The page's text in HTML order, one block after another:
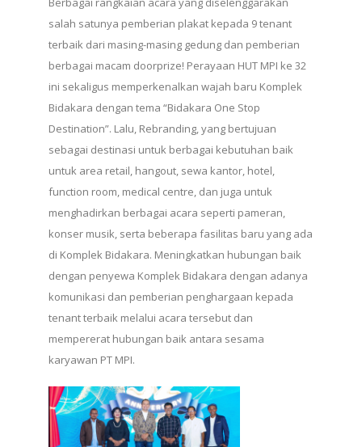
salah satunya pemberian plakat kepada 9 tenant
terbaik dari masing-masing gedung dan pemberian
berbagai macam doorprize! Perayaan HUT MPI ke 32
ini sekaligus memperkenalkan wajah baru Komplek
Bidakara dengan tema “Bidakara One Stop
Destination”. Lalu, Rebranding, yang bertujuan
sebagai destinasi untuk berbagai kebutuhan baik
untuk area retail, hangout, sewa kantor, hotel,
function room, medical centre, dan juga untuk
menghadirkan berbagai acara seperti pameran,
konser musik, serta beberapa fasilitas baru yang ada
di Komplek Bidakara. Meningkatkan hubungan baik
dengan penyewa Komplek Bidakara dengan adanya
komunikasi dan pemberian penghargaan kepada
tenant terbaik melalui acara tersebut dan
mempererat hubungan baik antara sesama
karyawan PT MPI.